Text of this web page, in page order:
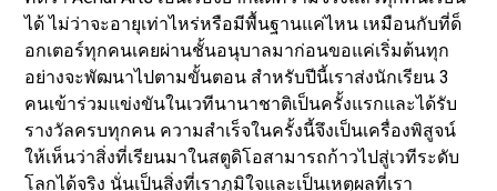
ได้ ไม่ว่าจะอายุเท่าไหร่หรือมีพื้นฐานแค่ไหน เหมือนกับที่ด็
อกเตอร์ทุกคนเคยผ่านชั้นอนุบาลมาก่อนขอแค่เริ่มต้นทุก
อย่างจะพัฒนาไปตามขั้นตอน สำหรับปีนี้เราส่งนักเรียน 3
คนเข้าร่วมแข่งขันในเวทีนานาชาติเป็นครั้งแรกและได้รับ
รางวัลครบทุกคน ความสำเร็จในครั้งนี้จึงเป็นเครื่องพิสูจน์
ให้เห็นว่าสิ่งที่เรียนมาในสตูดิโอสามารถก้าวไปสู่เวทีระดับ
โลกได้จริง นั่นเป็นสิ่งที่เราภูมิใจและเป็นเหตุผลที่เรา